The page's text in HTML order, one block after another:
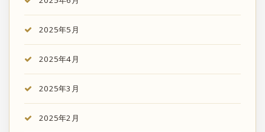
2025年5月
2025年4月
2025年3月
2025年2月